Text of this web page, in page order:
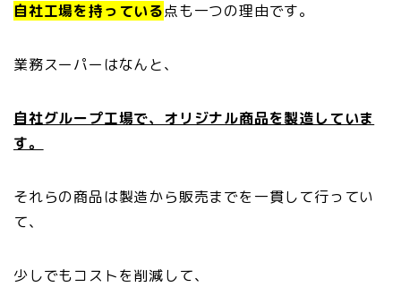
自社工場を持っている点も一つの理由です。
業務スーパーはなんと、
自社グループ工場で、オリジナル商品を製造していま
す。
それらの商品は製造から販売までを一貫して行ってい
て、
少しでもコストを削減して、